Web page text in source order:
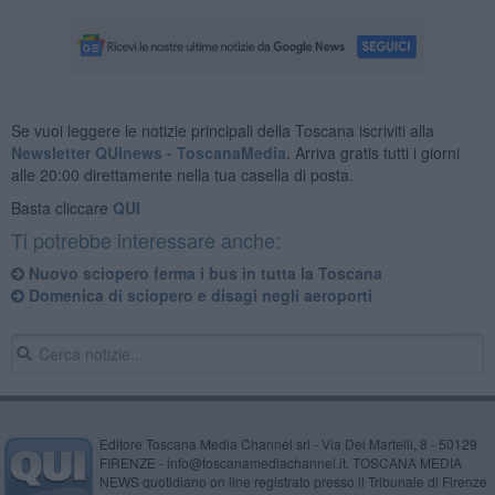
Se vuoi leggere le notizie principali della Toscana iscriviti alla
Newsletter QUInews - ToscanaMedia. Arriva gratis tutti i giorni
alle 20:00 direttamente nella tua casella di posta.
Basta cliccare QUI
Ti potrebbe interessare anche:
Nuovo sciopero ferma i bus in tutta la Toscana
Domenica di sciopero e disagi negli aeroporti
Editore Toscana Media Channel srl - Via Dei Martelli, 8 - 50129
FIRENZE - info@toscanamediachannel.it. TOSCANA MEDIA
NEWS quotidiano on line registrato presso il Tribunale di Firenze